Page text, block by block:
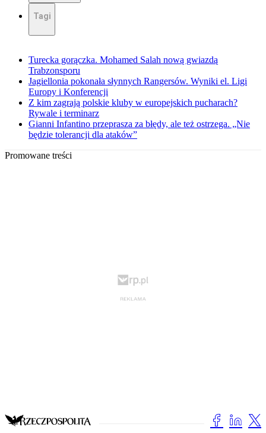
Tagi
Turecka gorączka. Mohamed Salah nową gwiazdą
Trabzonsporu
Jagiellonia pokonała słynnych Rangersów. Wyniki el. Ligi
Europy i Konferencji
Z kim zagrają polskie kluby w europejskich pucharach?
Rywale i terminarz
Gianni Infantino przeprasza za błędy, ale też ostrzega. „Nie
będzie tolerancji dla ataków”
Promowane treści